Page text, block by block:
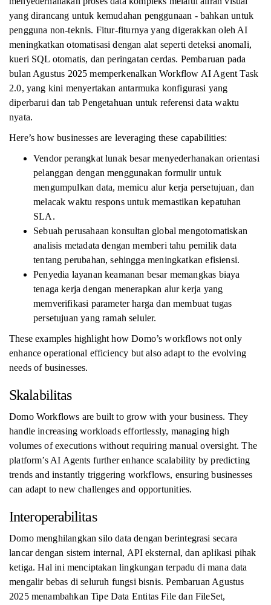
yang dirancang untuk kemudahan penggunaan - bahkan untuk
pengguna non-teknis. Fitur-fiturnya yang digerakkan oleh AI
meningkatkan otomatisasi dengan alat seperti deteksi anomali,
kueri SQL otomatis, dan peringatan cerdas. Pembaruan pada
bulan Agustus 2025 memperkenalkan Workflow AI Agent Task
2.0, yang kini menyertakan antarmuka konfigurasi yang
diperbarui dan tab Pengetahuan untuk referensi data waktu
nyata.
Here’s how businesses are leveraging these capabilities:
Vendor perangkat lunak besar menyederhanakan orientasi
pelanggan dengan menggunakan formulir untuk
mengumpulkan data, memicu alur kerja persetujuan, dan
melacak waktu respons untuk memastikan kepatuhan
SLA.
Sebuah perusahaan konsultan global mengotomatiskan
analisis metadata dengan memberi tahu pemilik data
tentang perubahan, sehingga meningkatkan efisiensi.
Penyedia layanan keamanan besar memangkas biaya
tenaga kerja dengan menerapkan alur kerja yang
memverifikasi parameter harga dan membuat tugas
persetujuan yang ramah seluler.
These examples highlight how Domo’s workflows not only
enhance operational efficiency but also adapt to the evolving
needs of businesses.
Skalabilitas
Domo Workflows are built to grow with your business. They
handle increasing workloads effortlessly, managing high
volumes of executions without requiring manual oversight. The
platform’s AI Agents further enhance scalability by predicting
trends and instantly triggering workflows, ensuring businesses
can adapt to new challenges and opportunities.
Interoperabilitas
Domo menghilangkan silo data dengan berintegrasi secara
lancar dengan sistem internal, API eksternal, dan aplikasi pihak
ketiga. Hal ini menciptakan lingkungan terpadu di mana data
mengalir bebas di seluruh fungsi bisnis. Pembaruan Agustus
2025 menambahkan Tipe Data Entitas File dan FileSet,